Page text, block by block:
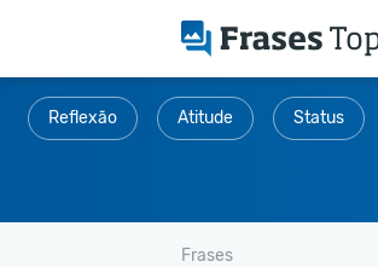
Reflexão Atitude Status
Frases